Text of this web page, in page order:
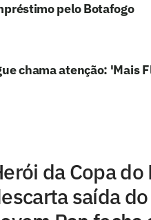
pelo Botafogo
chama atenção: 'Mais
da Copa
saída